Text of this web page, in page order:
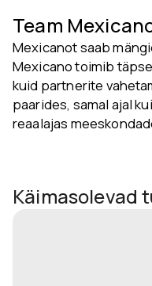
Team
Mexicanot saab
Mexicano toimib
kuid partnerite
paarides, samal ajal
reaalajas
Käimasolevad